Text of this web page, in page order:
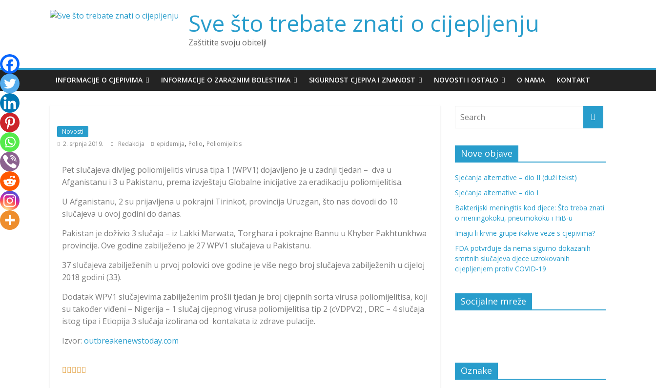
Sve što trebate znati o cijepljenju
Zaštitite svoju obitelj!
INFORMACIJE O CJEPIVIMA INFORMACIJE O ZARAZNIM BOLESTIMA SIGURNOST CJEPIVA I ZNANOST NOVOSTI I OSTALO O NAMA KONTAKT
Novosti
2. srpnja 2019.
Redakcija epidemija, Polio, Poliomijelitis
Pet slučajeva divljeg poliomijelitis virusa tipa 1 (WPV1) dojavljeno je u zadnji tjedan – dva u
Afganistanu i 3 u Pakistanu, prema izvještaju Globalne inicijative za eradikaciju poliomijelitisa.
U Afganistanu, 2 su prijavljena u pokrajni Tirinkot, provincija Uruzgan, što nas dovodi do 10
slučajeva u ovoj godini do danas.
Pakistan je doživio 3 slučaja – iz Lakki Marwata, Torghara i pokrajne Bannu u Khyber Pakhtunkhwa
provincije. Ove godine zabilježeno je 27 WPV1 slučajeva u Pakistanu.
37 slučajeva zabilježenih u prvoj polovici ove godine je više nego broj slučajeva zabilježenih u cijeloj
2018 godini (33).
Dodatak WPV1 slučajevima zabilježenim prošli tjedan je broj cijepnih sorta virusa poliomijelitisa, koji
su također viđeni – Nigerija – 1 slučaj cijepnog virusa poliomijelitisa tip 2 (cVDPV2) , DRC – 4 slučaja
istog tipa i Etiopija 3 slučaja izolirana od kontakata iz zdrave pulacije.
Izvor: outbreakenewstoday.com
    
Nove objave
Sjećanja alternative – dio II (duži tekst)
Sjećanja alternative – dio I
Bakterijski meningitis kod djece: Što treba znati
o meningokoku, pneumokoku i HiB-u
Imaju li krvne grupe ikakve veze s cjepivima?
FDA potvrđuje da nema sigurno dokazanih
smrtnih slučajeva djece uzrokovanih
cijepljenjem protiv COVID-19
Socijalne mreže
Oznake